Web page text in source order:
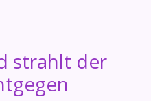
strahlt der